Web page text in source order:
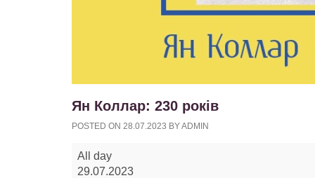
Ян Коллар: 230 років
POSTED ON 28.07.2023 BYADMIN
Ян
Коллар:
All day
29.07.2023